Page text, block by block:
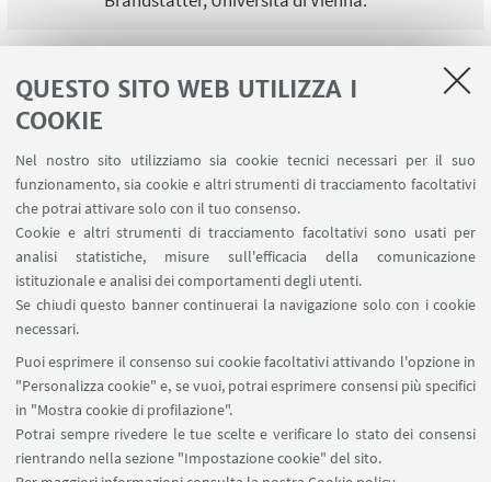
QUESTO SITO WEB UTILIZZA I
COOKIE
Nel nostro sito utilizziamo sia cookie tecnici necessari per il suo
funzionamento, sia cookie e altri strumenti di tracciamento facoltativi
che potrai attivare solo con il tuo consenso.
Cookie e altri strumenti di tracciamento facoltativi sono usati per
analisi statistiche, misure sull'efficacia della comunicazione
istituzionale e analisi dei comportamenti degli utenti.
Se chiudi questo banner continuerai la navigazione solo con i cookie
necessari.
Puoi esprimere il consenso sui cookie facoltativi attivando l'opzione in
"Personalizza cookie" e, se vuoi, potrai esprimere consensi più specifici
in "Mostra cookie di profilazione".
Potrai sempre rivedere le tue scelte e verificare lo stato dei consensi
rientrando nella sezione "Impostazione cookie" del sito.
LINK UTILI
Contatti
Area riservata
SEGUI UNIBO SU:
APP: